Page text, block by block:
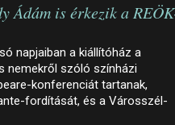
Ádám is érkezik a
napjaiban a kiállítóház a
nemekről szóló színházi
konferenciát tartanak,
fordítását, és a Városszél-